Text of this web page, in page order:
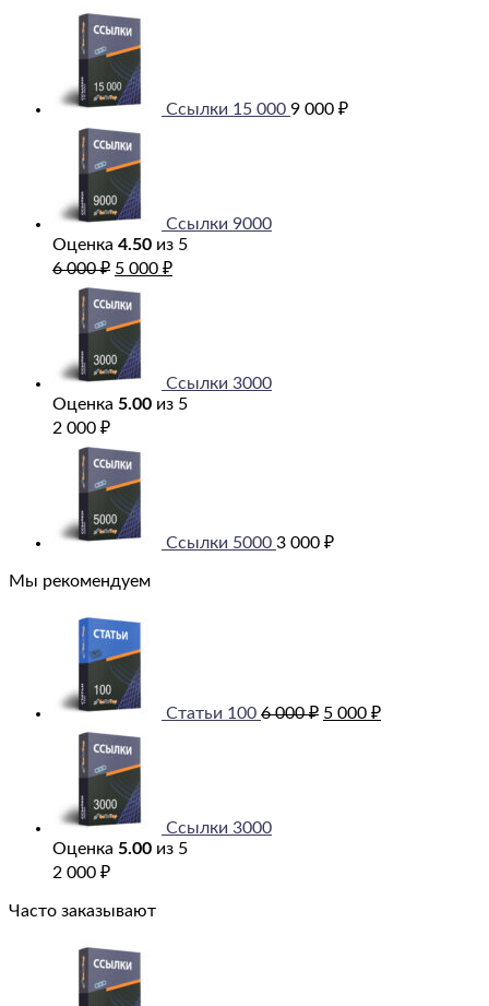
Ссылки 15 000 9 000 ₽
Ссылки 9000
Оценка 4.50 из 5
6 000₽ Первоначальная
составляла
6
000 ₽.
5 000 ₽Текущая
Ссылки 3000
Оценка 5.00 из 5
2 000 ₽
Ссылки 5000 3 000 ₽
Мы рекомендуем
Статьи 100 6 000₽ 000 ₽.
5 000 ₽
Ссылки 3000
Оценка 5.00 из 5
2 000 ₽
Часто заказывают